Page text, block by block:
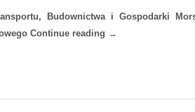
Budownictwa i Gospodarki
Continue reading →